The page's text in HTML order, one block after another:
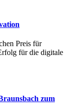
Preis für
für die digitale
zum